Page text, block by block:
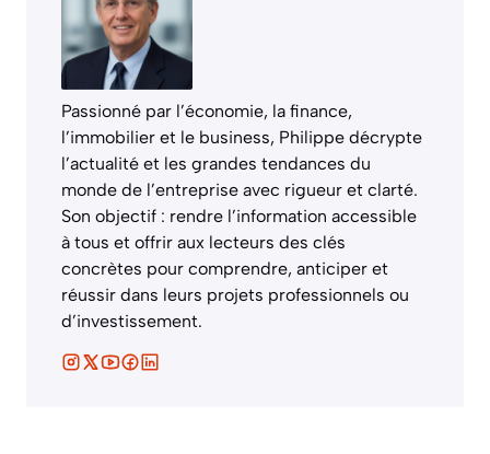
Passionné par l’économie, la finance,
l’immobilier et le business, Philippe décrypte
l’actualité et les grandes tendances du
monde de l’entreprise avec rigueur et clarté.
Son objectif : rendre l’information accessible
à tous et offrir aux lecteurs des clés
concrètes pour comprendre, anticiper et
réussir dans leurs projets professionnels ou
d’investissement.